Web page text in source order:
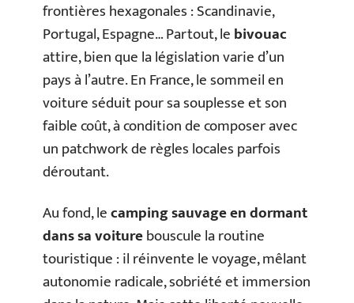
frontières hexagonales : Scandinavie,
Portugal, Espagne… Partout, lebivouac
attire, bien que la législation varie d’un
pays à l’autre. En France, le sommeil en
voiture séduit pour sa souplesse et son
faible coût, à condition de composer avec
un patchwork de règles locales parfois
déroutant.
Au fond, lecamping sauvage en dormant
dans sa voiturebouscule la routine
touristique : il réinvente le voyage, mêlant
autonomie radicale, sobriété et immersion